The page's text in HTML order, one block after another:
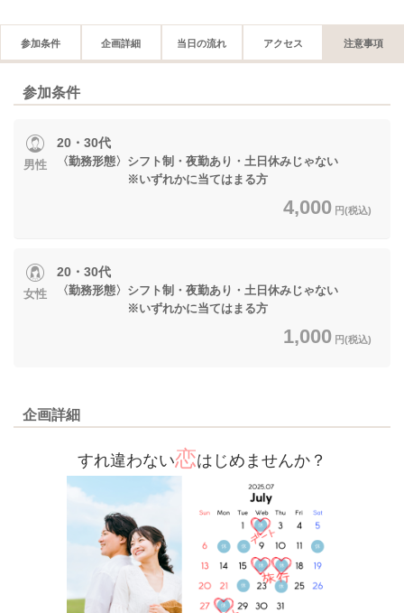
参加条件 企画詳細 当日の流れ アクセス 注意事項
参加条件
男性
20・30代
〈勤務形態〉シフト制・夜勤あり・土日休みじゃない
※いずれかに当てはまる方
4,000 円(税込)
女性
20・30代
〈勤務形態〉シフト制・夜勤あり・土日休みじゃない
※いずれかに当てはまる方
1,000 円(税込)
企画詳細
すれ違わない恋はじめませんか？